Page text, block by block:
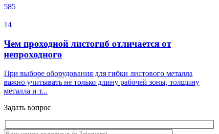
585
14
Чем проходной листогиб отличается от
непроходного
При выборе оборудования для гибки листового металла
важно учитывать не только длину рабочей зоны, толщину
металла и т...
Задать вопрос